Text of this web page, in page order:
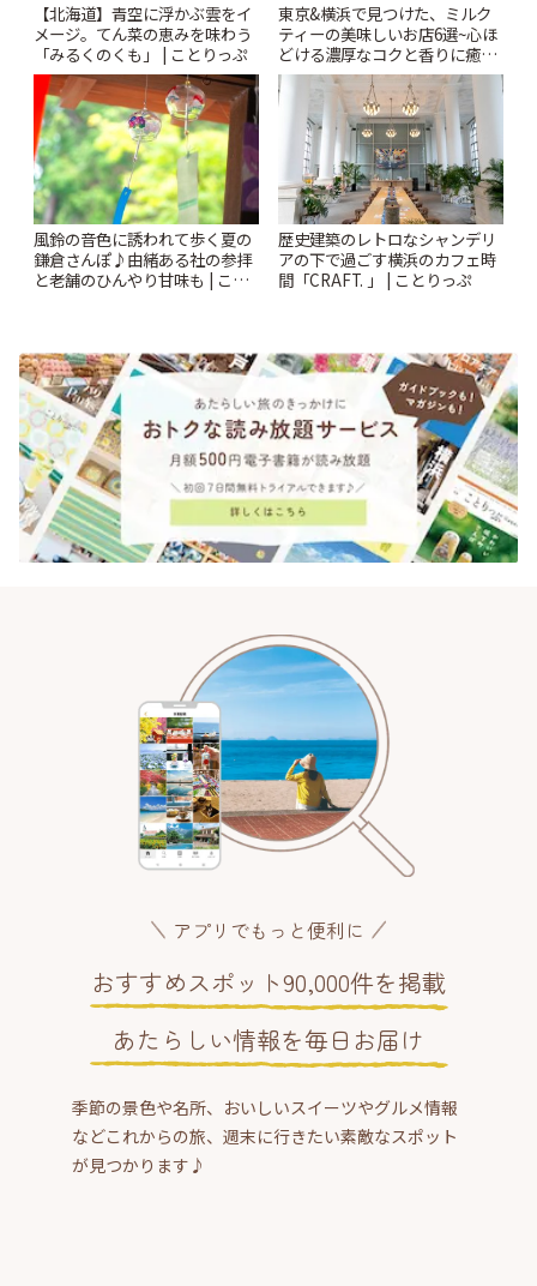
【北海道】青空に浮かぶ雲をイ
メージ。てん菜の恵みを味わう
「みるくのくも」 | ことりっぷ
東京&横浜で見つけた、ミルク
ティーの美味しいお店6選~心ほ
どける濃厚なコクと香りに癒や
されるティータイム~ | ことりっ
ぷ
風鈴の音色に誘われて歩く夏の
鎌倉さんぽ♪由緒ある社の参拝
と老舗のひんやり甘味も | こと
歴史建築のレトロなシャンデリ
アの下で過ごす横浜のカフェ時
間「CRAFT. 」 | ことりっぷ
アプリでもっと便利に
おすすめスポット90,000件を掲載
あたらしい情報を毎日お届け
季節の景色や名所、おいしいスイーツやグルメ情報
などこれからの旅、週末に行きたい素敵なスポット
が見つかります♪